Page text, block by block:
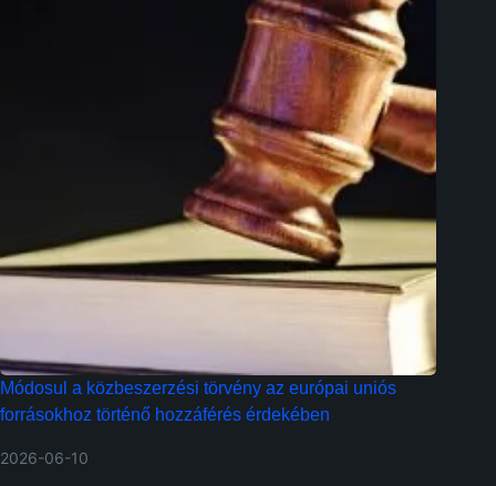
Módosul a közbeszerzési törvény az európai uniós
forrásokhoz történő hozzáférés érdekében
2026-06-10